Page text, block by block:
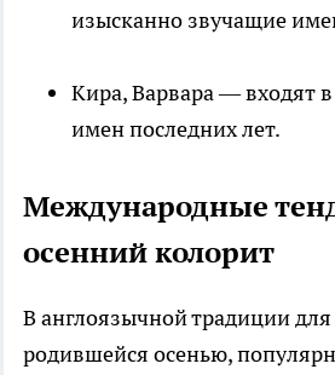
изысканно звучащие
Кира, Варвара — входят
имен последних лет.
Международные
осенний колорит
В англоязычной традиции
родившейся осенью,